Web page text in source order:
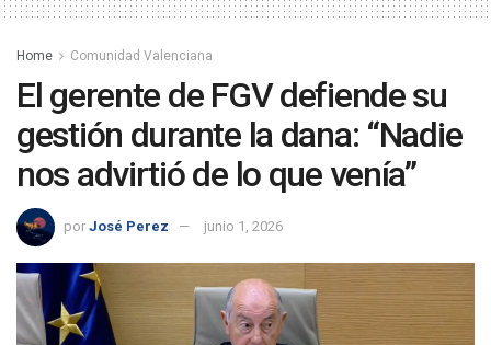
Home Comunidad Valenciana
El gerente de FGV defiende su
gestión durante la dana: “Nadie
nos advirtió de lo que venía”
por José Perez junio 1, 2026